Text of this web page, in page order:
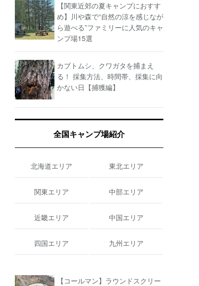
【関東近郊の夏キャンプにおすす
め】川や森で“自然の涼を感じなが
ら遊べる”ファミリーに人気のキャ
ンプ場15選
カブトムシ、クワガタを捕まえ
る！ 採集方法、時間帯、採集に向
かない日【捕獲編】
全国キャンプ場紹介
北海道エリア 東北エリア
関東エリア 中部エリア
近畿エリア 中国エリア
四国エリア 九州エリア
【コールマン】ラウンドスクリー